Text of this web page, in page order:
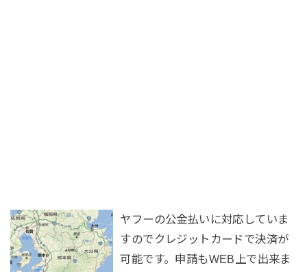
ヤフーの公金払いに対応していま
すのでクレジットカードで決済が
可能です。申請もWEB上で出来ま